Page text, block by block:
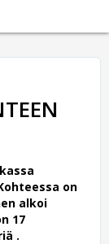
on
alkoi
17
.